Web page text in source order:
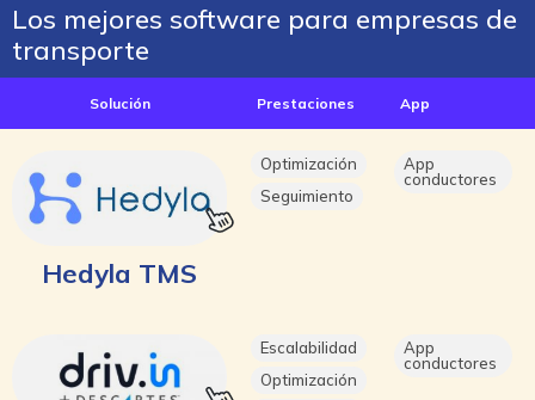
Los mejores software para empresas de
transporte
Solución Prestaciones App
Hedyla TMS
Optimización
Seguimiento
App
conductores
Escalabilidad
Optimización
App
conductores